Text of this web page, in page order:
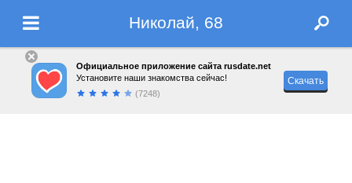
Николай, 68
Официальное приложение сайта rusdate.net
Установите наши знакомства сейчас!
(7248)
Скачать